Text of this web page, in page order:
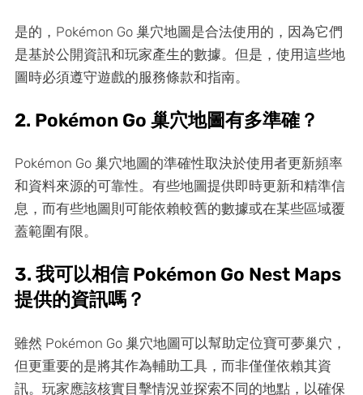
是的，Pokémon Go 巢穴地圖是合法使用的，因為它們
是基於公開資訊和玩家產生的數據。但是，使用這些地
圖時必須遵守遊戲的服務條款和指南。
2. Pokémon Go 巢穴地圖有多準確？
Pokémon Go 巢穴地圖的準確性取決於使用者更新頻率
和資料來源的可靠性。有些地圖提供即時更新和精準信
息，而有些地圖則可能依賴較舊的數據或在某些區域覆
蓋範圍有限。
3. 我可以相信 Pokémon Go Nest Maps
提供的資訊嗎？
雖然 Pokémon Go 巢穴地圖可以幫助定位寶可夢巢穴，
但更重要的是將其作為輔助工具，而非僅僅依賴其資
訊。玩家應該核實目擊情況並探索不同的地點，以確保